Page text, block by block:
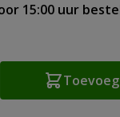
15:00 uur